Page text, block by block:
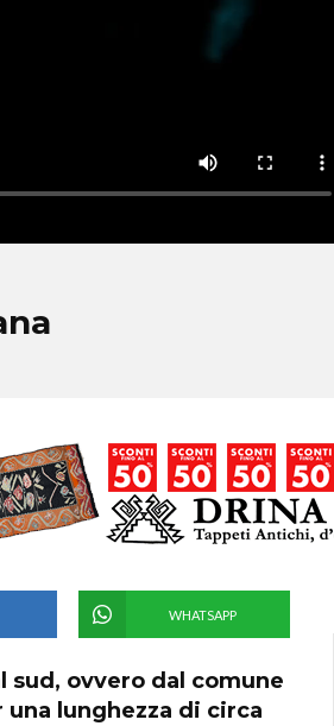
WHATSAPP
sud, ovvero dal comune
lunghezza di circa